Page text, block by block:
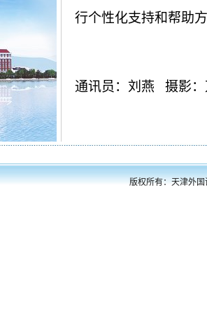
行个性化支持和帮助
通讯员：刘燕 摄影
版权所有：天津外